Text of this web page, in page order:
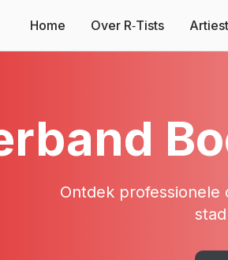
Home Over R‑Tists
Ontdek professionele